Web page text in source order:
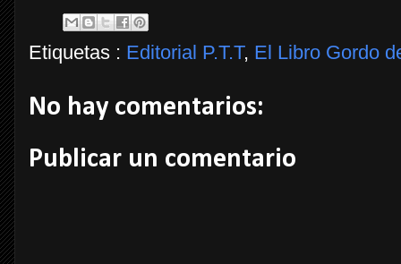
Etiquetas : Editorial P.T.T, El Libro Gordo
No hay comentarios:
Publicar un comentario